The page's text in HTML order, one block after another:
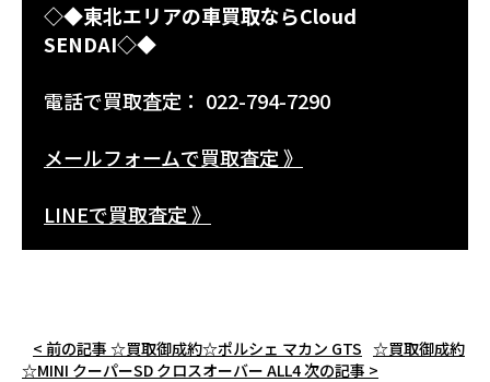
◇◆東北エリアの車買取ならCloud
SENDAI◇◆
電話で買取査定： 022-794-7290
メールフォームで買取査定 》
LINEで買取査定 》
< 前の記事 ☆買取御成約☆ポルシェ マカン GTS ☆買取御成約
☆MINI クーパーSD クロスオーバー ALL4次の記事 >